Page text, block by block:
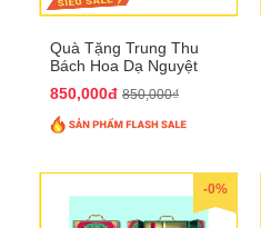
Quà Tặng Trung Thu
Bách Hoa Dạ Nguyệt
850,000đ 850,000₫
-0%